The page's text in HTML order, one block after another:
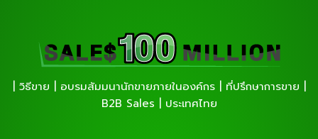
| วิธีขาย | อบรมสัมมนานักขายภายในองค์กร | ที่ปรึกษาการขาย |
B2B Sales | ประเทศไทย